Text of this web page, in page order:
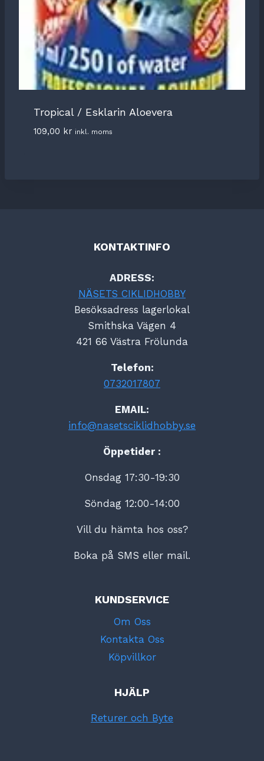
Tropical / Esklarin Aloevera
109,00 kr inkl. moms
KONTAKTINFO
ADRESS:
NÄSETS CIKLIDHOBBY
Besöksadress lagerlokal
Smithska Vägen 4
421 66 Västra Frölunda
Telefon:
0732017807
EMAIL:
info@nasetsciklidhobby.se
Öppetider :
Onsdag 17:30-19:30
Söndag 12:00-14:00
Vill du hämta hos oss?
Boka på SMS eller mail.
KUNDSERVICE
Om Oss
Kontakta Oss
Köpvillkor
HJÄLP
Returer och Byte